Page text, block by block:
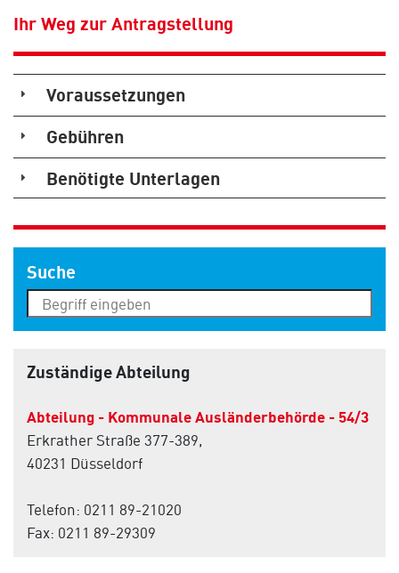
Ihr Weg zur Antragstellung
Voraussetzungen
Gebühren
Benötigte Unterlagen
Suche
Zuständige Abteilung
Abteilung - Kommunale Ausländerbehörde - 54/3
Erkrather Straße 377-389,
40231 Düsseldorf
Telefon: 0211 89-21020
Fax: 0211 89-29309